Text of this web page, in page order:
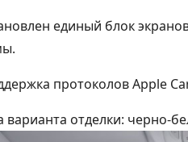
единый блок
протоколов Apple
варианта отделки: черно-